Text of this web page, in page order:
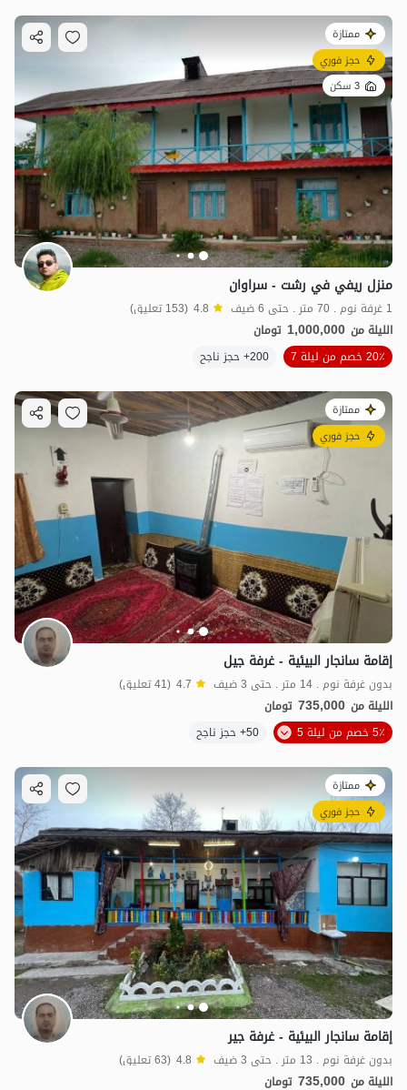
ممتازة
حجز فوري
3 سكن
منزل ريفي في رشت - سراوان
1 غرفة نوم . 70 متر . حتى 6 ضيف 4.8 (153 تعليق)
الليلة من 1,000,000 تومان
20٪ خصم من ليلة 7
200+ حجز ناجح
ممتازة
حجز فوري
إقامة سانجار البيئية - غرفة جيل
بدون غرفة نوم . 14 متر . حتى 3 ضيف 4.7 (41 تعليق)
الليلة من 735,000 تومان
5٪ خصم من ليلة 5
50+ حجز ناجح
ممتازة
حجز فوري
إقامة سانجار البيئية - غرفة جير
بدون غرفة نوم . 13 متر . حتى 3 ضيف 4.8 (63 تعليق)
الليلة من 735,000 تومان